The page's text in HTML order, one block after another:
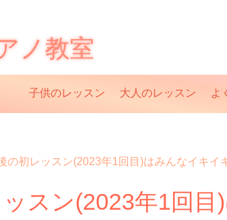
ノ教室
子供のレッスン 大人のレッスン よ
の初レッスン(2023年1回目)はみんなイキイ
スン(2023年1回目